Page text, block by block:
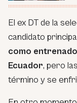
El ex DT de la
candidato
como
Ecuador, pero
término y se